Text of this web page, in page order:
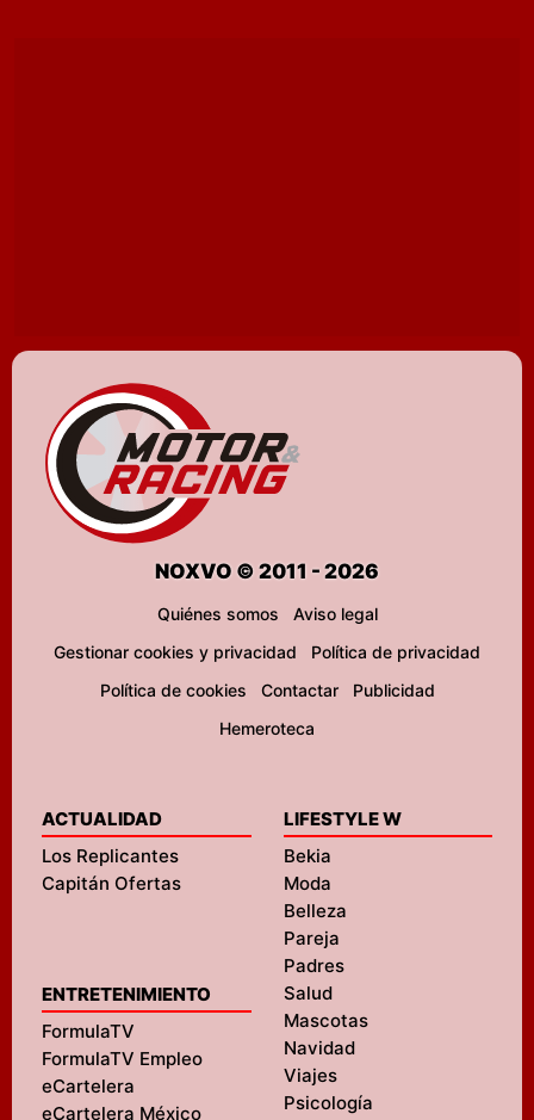
NOXVO © 2011 - 2026
Quiénes somos
Aviso legal
Gestionar cookies y privacidad
Política de privacidad
Política de cookies
Contactar
Publicidad
Hemeroteca
ACTUALIDAD
Los Replicantes
Capitán Ofertas
ENTRETENIMIENTO
FormulaTV
FormulaTV Empleo
eCartelera
eCartelera México
LIFESTYLE W
Bekia
Moda
Belleza
Pareja
Padres
Salud
Mascotas
Navidad
Viajes
Psicología